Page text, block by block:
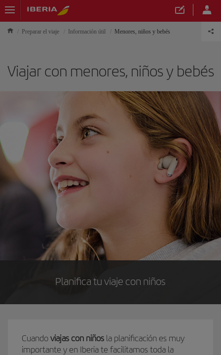
Preparar el viaje Información útil Menores, niños y bebés
Viajar con menores, niños y bebés
Planifica tu viaje con niños
Cuandoviajas con niños la planificación es muy
importante y en Iberia te facilitamos toda la